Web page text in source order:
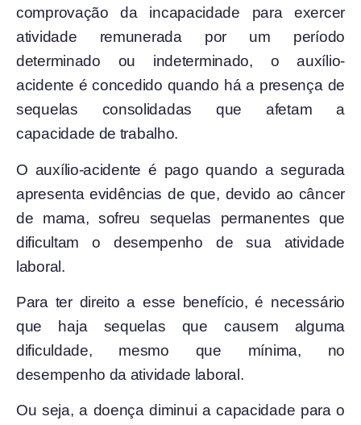
comprovação da incapacidade para exercer
atividade remunerada por um período
determinado ou indeterminado, o auxílio-
acidente é concedido quando há a presença de
sequelas consolidadas que afetam a
capacidade de trabalho.
O auxílio-acidente é pago quando a segurada
apresenta evidências de que, devido ao câncer
de mama, sofreu sequelas permanentes que
dificultam o desempenho de sua atividade
laboral.
Para ter direito a esse benefício, é necessário
que haja sequelas que causem alguma
dificuldade, mesmo que mínima, no
desempenho da atividade laboral.
Ou seja, a doença diminui a capacidade para o